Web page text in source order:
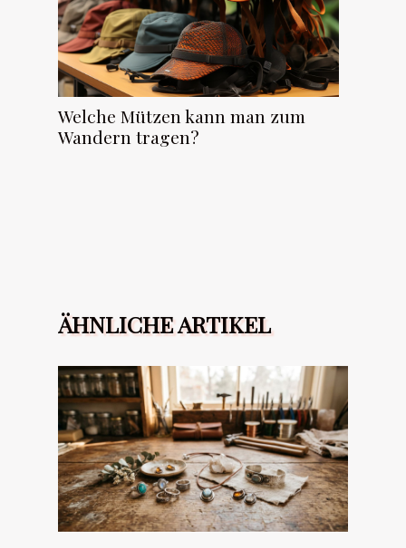
Welche Mützen kann man zum
Wandern tragen?
ÄHNLICHE ARTIKEL